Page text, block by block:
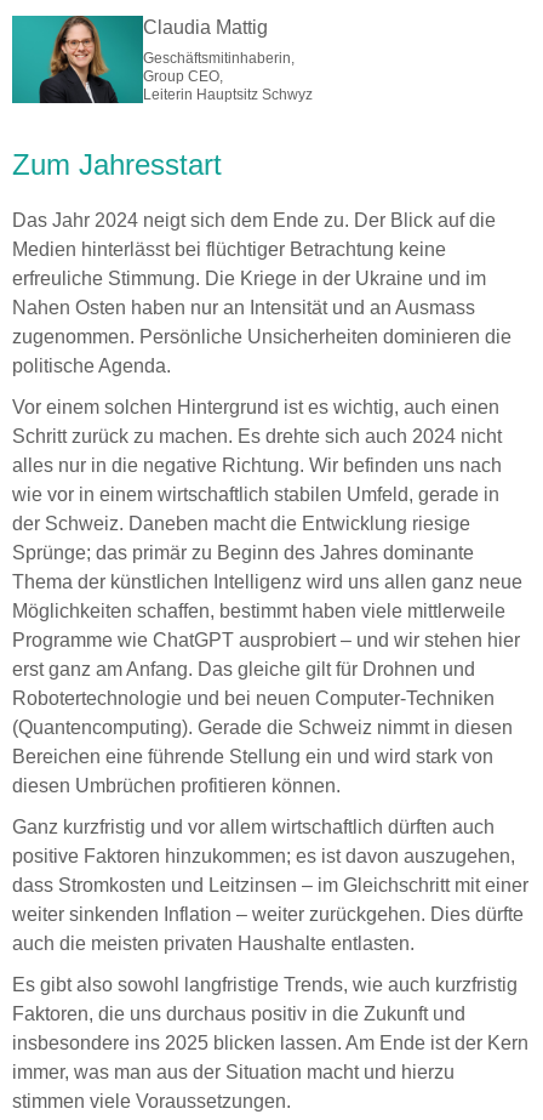
Claudia Mattig
Geschäftsmitinhaberin,
Group CEO,
Leiterin Hauptsitz Schwyz
Zum Jahresstart
Das Jahr 2024 neigt sich dem Ende zu. Der Blick auf die
Medien hinterlässt bei flüchtiger Betrachtung keine
erfreuliche Stimmung. Die Kriege in der Ukraine und im
Nahen Osten haben nur an Intensität und an Ausmass
zugenommen. Persönliche Unsicherheiten dominieren die
politische Agenda.
Vor einem solchen Hintergrund ist es wichtig, auch einen
Schritt zurück zu machen. Es drehte sich auch 2024 nicht
alles nur in die negative Richtung. Wir befinden uns nach
wie vor in einem wirtschaftlich stabilen Umfeld, gerade in
der Schweiz. Daneben macht die Entwicklung riesige
Sprünge; das primär zu Beginn des Jahres dominante
Thema der künstlichen Intelligenz wird uns allen ganz neue
Möglichkeiten schaffen, bestimmt haben viele mittlerweile
Programme wie ChatGPT ausprobiert – und wir stehen hier
erst ganz am Anfang. Das gleiche gilt für Drohnen und
Robotertechnologie und bei neuen Computer-Techniken
(Quantencomputing). Gerade die Schweiz nimmt in diesen
Bereichen eine führende Stellung ein und wird stark von
diesen Umbrüchen profitieren können.
Ganz kurzfristig und vor allem wirtschaftlich dürften auch
positive Faktoren hinzukommen; es ist davon auszugehen,
dass Stromkosten und Leitzinsen – im Gleichschritt mit einer
weiter sinkenden Inflation – weiter zurückgehen. Dies dürfte
auch die meisten privaten Haushalte entlasten.
Es gibt also sowohl langfristige Trends, wie auch kurzfristig
Faktoren, die uns durchaus positiv in die Zukunft und
insbesondere ins 2025 blicken lassen. Am Ende ist der Kern
immer, was man aus der Situation macht und hierzu
stimmen viele Voraussetzungen.